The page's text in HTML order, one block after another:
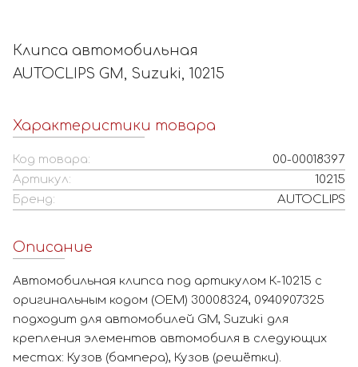
Клипса автомобильная
AUTOCLIPS GM, Suzuki, 10215
Характеристики товара
Код товара:
00-00018397
Артикул:
10215
Бренд:
AUTOCLIPS
Описание
Автомобильная клипса под артикулом К-10215 с
оригинальным кодом (OEM) 30008324, 0940907325
подходит для автомобилей GM, Suzuki для
крепления элементов автомобиля в следующих
местах: Кузов (бампера), Кузов (решётки).